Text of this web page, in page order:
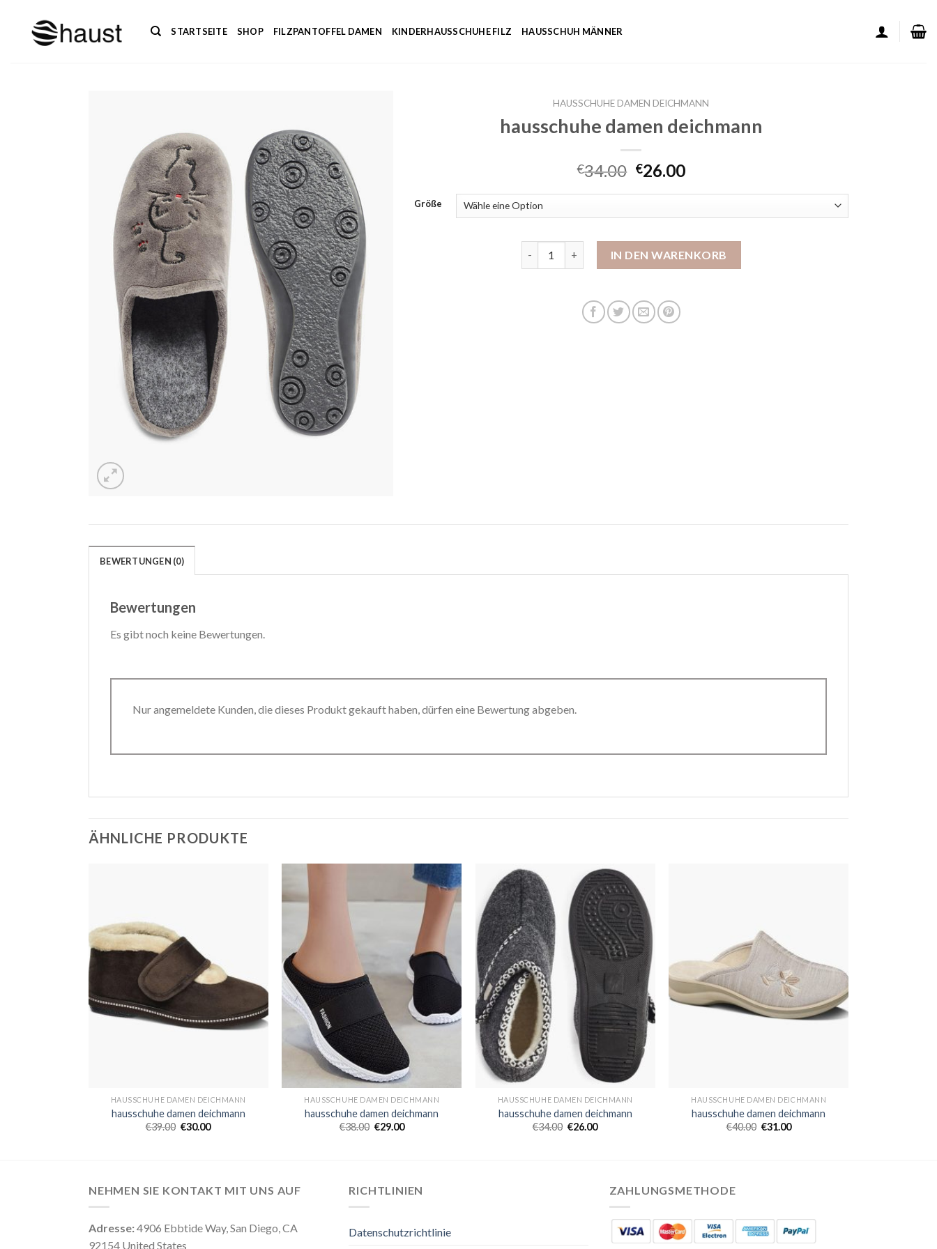
springen
STARTSEITE SHOP FILZPANTOFFEL DAMEN KINDERHAUSSCHUHE FILZ HAUSSCHUH MÄNNER
HAUSSCHUHE DAMEN DEICHMANN
hausschuhe damen deichmann
€34.00 €26.00
Größe
IN DEN WARENKORB
BEWERTUNGEN (0)
Bewertungen
Es gibt noch keine Bewertungen.
Nur angemeldete Kunden, die dieses Produkt gekauft haben, dürfen eine Bewertung abgeben.
ÄHNLICHE PRODUKTE
HAUSSCHUHE DAMEN DEICHMANN
hausschuhe damen deichmann
€39.00 €30.00
HAUSSCHUHE DAMEN DEICHMANN
hausschuhe damen deichmann
€38.00 €29.00
HAUSSCHUHE DAMEN DEICHMANN
hausschuhe damen deichmann
€34.00 €26.00
HAUSSCHUHE DAMEN DEICHMANN
hausschuhe damen deichmann
€40.00 €31.00
NEHMEN SIE KONTAKT MIT UNS AUF
Adresse:4906 Ebbtide Way, San Diego, CA
92154 United States
RICHTLINIEN
Datenschutzrichtlinie
ZAHLUNGSMETHODE